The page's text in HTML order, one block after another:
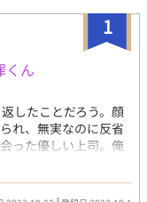
1
くん
したことだろう。顔
れ、無実なのに反省
った優しい上司。俺
れる。助けてくれ
依存していた。後に
い彼こそが、前科者